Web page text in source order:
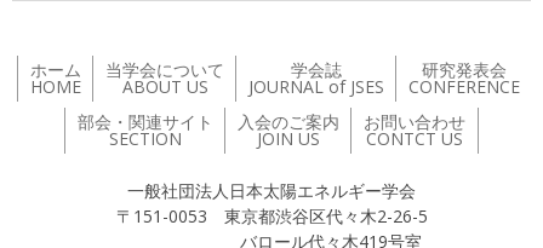
ホーム
HOME
当学会について
ABOUT US
学会誌
JOURNAL of JSES
研究発表会
CONFERENCE
部会・関連サイト
SECTION
入会のご案内
JOIN US
お問い合わせ
CONTCT US
一般社団法人日本太陽エネルギー学会
〒151-0053 東京都渋谷区代々木2-26-5
バロール代々木419号室